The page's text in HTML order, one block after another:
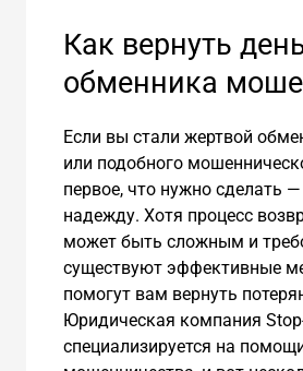
Как вернуть
обменника
Если вы стали жертвой
или подобного
первое, что нужно сделать —
надежду. Хотя процесс
может быть сложным и
существуют эффективные
помогут вам вернуть
Юридическая компания
специализируется на